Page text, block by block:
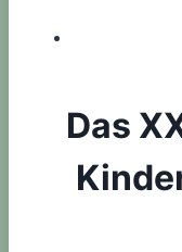
Das